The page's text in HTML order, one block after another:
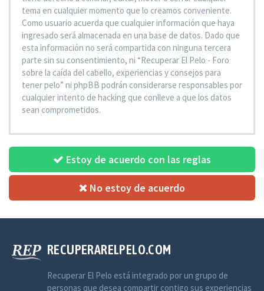
tema en cualquier momento que lo creamos conveniente.
Como usuario acuerda que cualquier información que haya
ingresado será almacenada en una base de datos. Dado que
esta información no será compartida con ninguna tercera
parte sin su consentimiento, ni “Recuperar El Pelo - Foro
sobre la caída del cabello, experiencias y consejos para
tener pelo” ni phpBB podrán considerarse responsables por
cualquier intento de hacking que conlleve a que los datos
sean comprometidos.
Estoy de acuerdo con las reglas
No estoy de acuerdo
RECUPERARELPELO.COM
Recuperar El Pelo está integrado por un grupo de
personas que desea compartir contigo sus experiencias